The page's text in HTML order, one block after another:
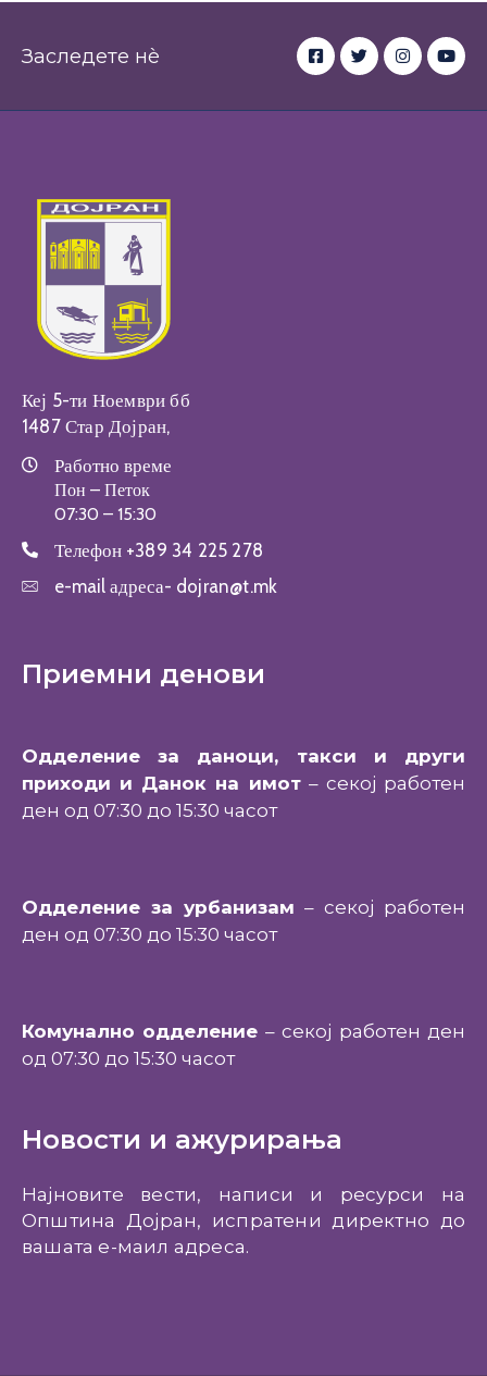
Заследете нè
Кеј 5-ти Ноември бб
1487 Стар Дојран,
Работно време
Пон – Петок
07:30 – 15:30
Телефон +389 34 225 278
e-mail адреса- dojran@t.mk
Приемни денови
Одделение за даноци, такси и други
приходи и Данок на имот– секој работен
ден од 07:30 до 15:30 часот
Одделение за урбанизам – секој работен
ден од 07:30 до 15:30 часот
Комунално одделение – секој работен ден
од 07:30 до 15:30 часот
Новости и ажурирања
Најновите вести, написи и ресурси на
Општина Дојран, испратени директно до
вашата е-маил адреса.